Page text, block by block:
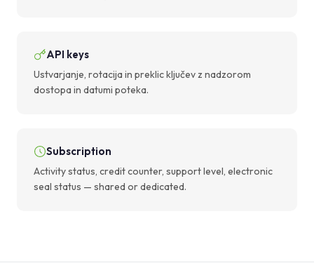
API keys
Ustvarjanje, rotacija in preklic ključev z nadzorom
dostopa in datumi poteka.
Subscription
Activity status, credit counter, support level, electronic
seal status — shared or dedicated.